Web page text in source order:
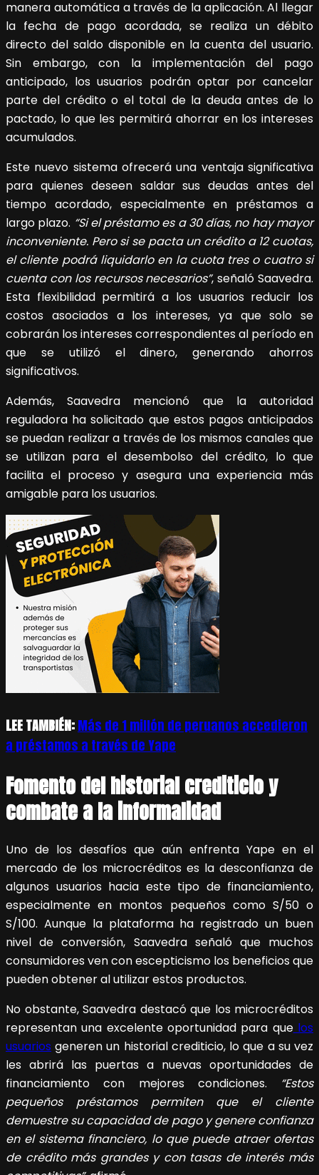
manera automática a través de la aplicación. Al llegar
la fecha de pago acordada, se realiza un débito
directo del saldo disponible en la cuenta del usuario.
Sin embargo, con la implementación del pago
anticipado, los usuarios podrán optar por cancelar
parte del crédito o el total de la deuda antes de lo
pactado, lo que les permitirá ahorrar en los intereses
acumulados.
Este nuevo sistema ofrecerá una ventaja significativa
para quienes deseen saldar sus deudas antes del
tiempo acordado, especialmente en préstamos a
largo plazo. “Si el préstamo es a 30 días, no hay mayor
inconveniente. Pero si se pacta un crédito a 12 cuotas,
el cliente podrá liquidarlo en la cuota tres o cuatro si
cuenta con los recursos necesarios”, señaló Saavedra.
Esta flexibilidad permitirá a los usuarios reducir los
costos asociados a los intereses, ya que solo se
cobrarán los intereses correspondientes al período en
que se utilizó el dinero, generando ahorros
significativos.
Además, Saavedra mencionó que la autoridad
reguladora ha solicitado que estos pagos anticipados
se puedan realizar a través de los mismos canales que
se utilizan para el desembolso del crédito, lo que
facilita el proceso y asegura una experiencia más
amigable para los usuarios.
LEE TAMBIÉN:Más de 1 millón de peruanos accedieron
a préstamos a través de Yape
Fomento del historial crediticio y
combate a la informalidad
Uno de los desafíos que aún enfrenta Yape en el
mercado de los microcréditos es la desconfianza de
algunos usuarios hacia este tipo de financiamiento,
especialmente en montos pequeños como S/50 o
S/100. Aunque la plataforma ha registrado un buen
nivel de conversión, Saavedra señaló que muchos
consumidores ven con escepticismo los beneficios que
pueden obtener al utilizar estos productos.
No obstante, Saavedra destacó que los microcréditos
representan una excelente oportunidad para quelos
usuarios generen un historial crediticio, lo que a su vez
les abrirá las puertas a nuevas oportunidades de
financiamiento con mejores condiciones. “Estos
pequeños préstamos permiten que el cliente
demuestre su capacidad de pago y genere confianza
en el sistema financiero, lo que puede atraer ofertas
de crédito más grandes y con tasas de interés más